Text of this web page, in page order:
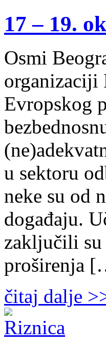
17 – 19.
Osmi
organizaciji
Evropskog
u sektoru
neke su od
događaju.
zaključili su
proširenja
čitaj dalje